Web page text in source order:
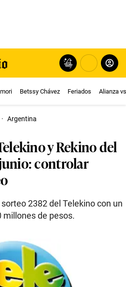
Betssy Chávez Feriados Alianza
· Argentina
y Rekino del
controlar
2382 del Telekino con un
millones de pesos.